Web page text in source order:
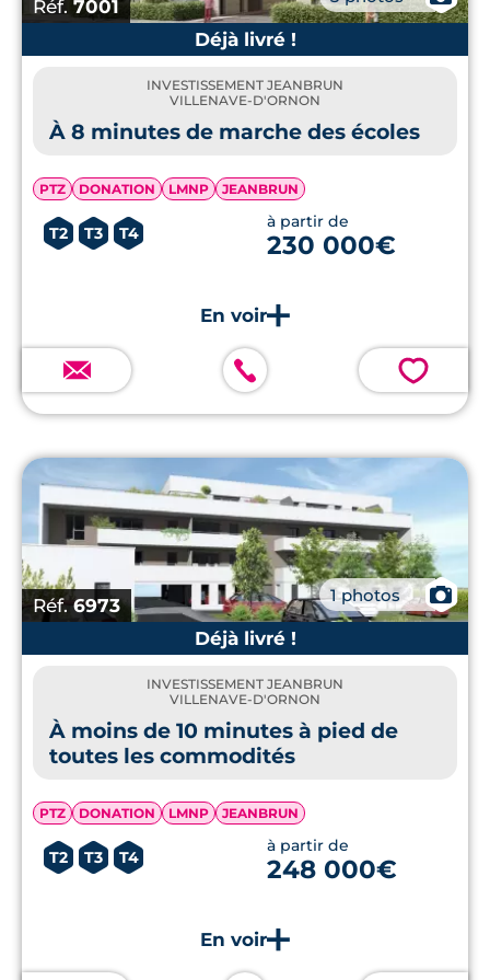
Réf. 7001
Déjà livré !
INVESTISSEMENT JEANBRUN
VILLENAVE-D'ORNON
À 8 minutes de marche des écoles
PTZ DONATION LMNP JEANBRUN
T2 T3 T4
à partir de
230 000€
💗
Réf.6973 1 photos
📷
Déjà livré !
INVESTISSEMENT JEANBRUN
VILLENAVE-D'ORNON
À moins de 10 minutes à pied de
toutes les commodités
PTZ DONATION LMNP JEANBRUN
T2 T3 T4
à partir de
248 000€